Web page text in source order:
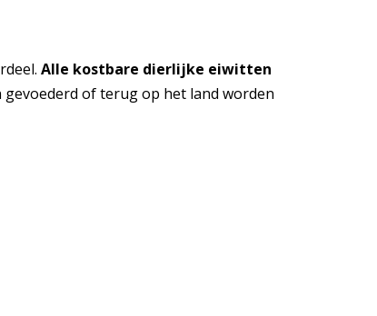
Alle kostbare dierlijke eiwitten
of terug op het land worden